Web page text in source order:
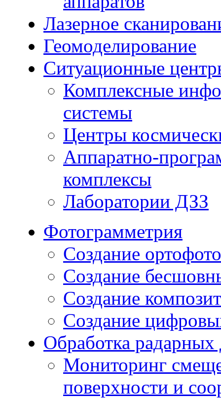
Лазерное
Геомоделирование
Ситуационные
Комплексные
системы
Центры
Аппаратно-
комплексы
Лаборатории ДЗЗ
Фотограмметрия
Создание
Создание
Создание
Создание
Обработка
Мониторинг
поверхности и